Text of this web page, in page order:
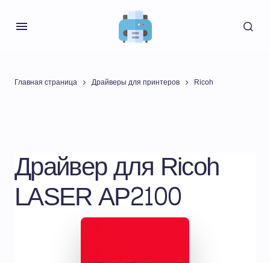
Главная страница Драйверы для принтеров Ricoh
Драйвер для Ricoh
LASER AP2100